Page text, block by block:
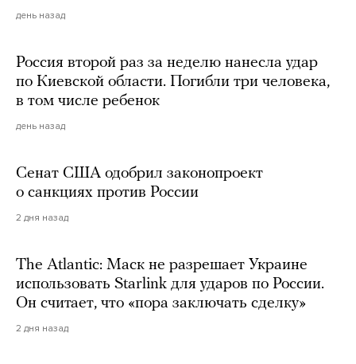
день назад
Россия второй раз за неделю нанесла удар
по Киевской области. Погибли три человека,
в том числе ребенок
день назад
Сенат США одобрил законопроект
о санкциях против России
2 дня назад
The Atlantic: Маск не разрешает Украине
использовать Starlink для ударов по России.
Он считает, что «пора заключать сделку»
2 дня назад